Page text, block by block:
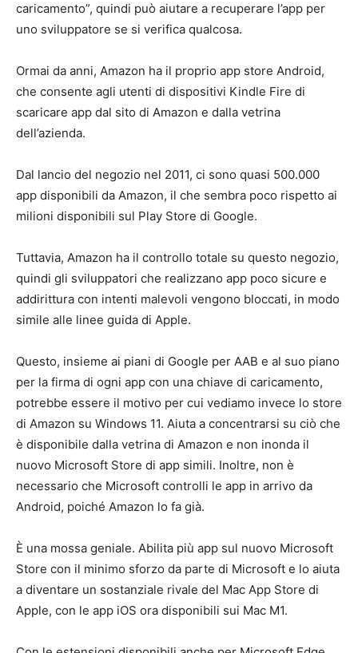
caricamento”, quindi può aiutare a recuperare l’app per
uno sviluppatore se si verifica qualcosa.
Ormai da anni, Amazon ha il proprio app store Android,
che consente agli utenti di dispositivi Kindle Fire di
scaricare app dal sito di Amazon e dalla vetrina
dell’azienda.
Dal lancio del negozio nel 2011, ci sono quasi 500.000
app disponibili da Amazon, il che sembra poco rispetto ai
milioni disponibili sul Play Store di Google.
Tuttavia, Amazon ha il controllo totale su questo negozio,
quindi gli sviluppatori che realizzano app poco sicure e
addirittura con intenti malevoli vengono bloccati, in modo
simile alle linee guida di Apple.
Questo, insieme ai piani di Google per AAB e al suo piano
per la firma di ogni app con una chiave di caricamento,
potrebbe essere il motivo per cui vediamo invece lo store
di Amazon su Windows 11. Aiuta a concentrarsi su ciò che
è disponibile dalla vetrina di Amazon e non inonda il
nuovo Microsoft Store di app simili. Inoltre, non è
necessario che Microsoft controlli le app in arrivo da
Android, poiché Amazon lo fa già.
È una mossa geniale. Abilita più app sul nuovo Microsoft
Store con il minimo sforzo da parte di Microsoft e lo aiuta
a diventare un sostanziale rivale del Mac App Store di
Apple, con le app iOS ora disponibili sui Mac M1.